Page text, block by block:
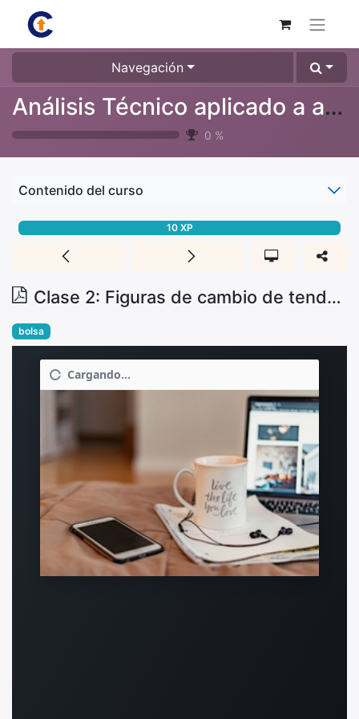
Navegación
Análisis Técnico aplicado a activos financieros
0 %
Contenido del curso
Clase 2: Figuras de cambio de tendencia
10 XP
bolsa